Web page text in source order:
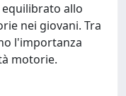
allo
nei giovani. Tra
l'importanza
motorie.